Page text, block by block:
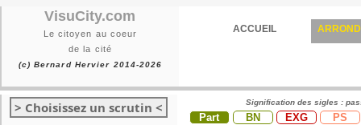
VisuCity.com
Le citoyen au coeur
de la cité
(c) Bernard Hervier 2014-2026
ACCUEIL
> Choisissez un scrutin < Signification des sigles :
Part BN EXG PS